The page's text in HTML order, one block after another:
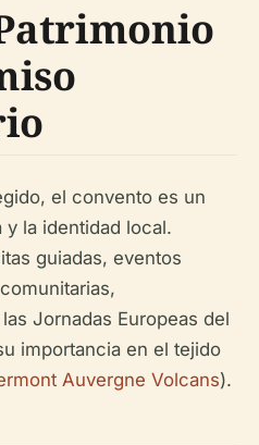
el convento es un
y la identidad local.
guiadas, eventos
Jornadas Europeas del
importancia en el tejido
Auvergne Volcans).